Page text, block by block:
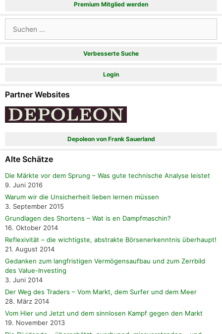
Premium Mitglied werden
nach:
Verbesserte Suche
Login
Partner Websites
Depoleon von Frank Sauerland
Alte Schätze
Die Märkte vor dem Sprung – Was gute technische Analyse leistet
9. Juni 2016
Warum wir die Unsicherheit lieben lernen müssen
3. September 2015
Grundlagen des Shortens – Wat is en Dampfmaschin?
16. Oktober 2014
Reflexivität – die wichtigste, abstrakte Börsenerkenntnis überhaupt!
21. August 2014
Gedanken zum langfristigen Vermögensaufbau und zum Zerrbild
des Value-Investing
3. Juni 2014
Der Weg des Traders – Vom Markt, dem Surfer und dem Meer
28. März 2014
Vom Hier und Jetzt und dem sinnlosen Kampf gegen den Markt
19. November 2013